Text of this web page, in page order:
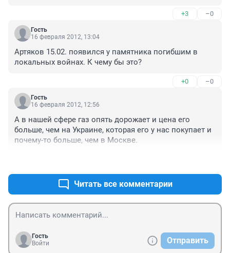
+3 –0
Гость
16 февраля 2012, 13:04
Артяков 15.02. появился у памятника погибшим в
локальных войнах. К чему бы это?
+0 –0
Гость
16 февраля 2012, 12:56
А в нашей сфере газ опять дорожает и цена его
больше, чем на Украине, которая его у нас покупает и
почему-то больше, чем в Москве.
Читать все комментарии
Гость
Войти
Отправить